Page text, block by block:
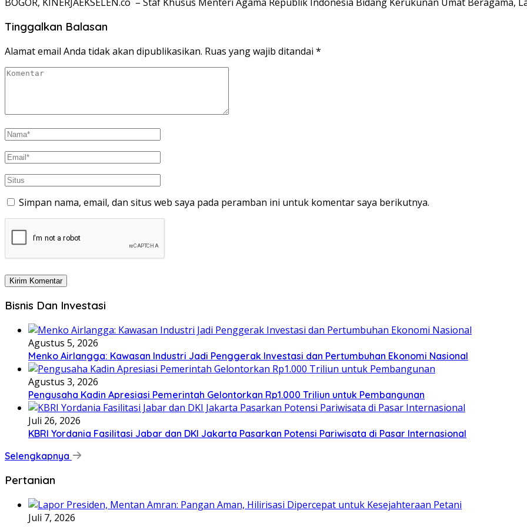
Tinggalkan Balasan
Alamat email Anda tidak akan dipublikasikan. Ruas yang wajib ditandai *
Simpan nama, email, dan situs web saya pada peramban ini untuk komentar saya berikutnya.
Bisnis Dan Investasi
Agustus 5, 2026
Menko Airlangga: Kawasan Industri Jadi Penggerak Investasi dan Pertumbuhan Ekonomi Nasional
Agustus 3, 2026
Pengusaha Kadin Apresiasi Pemerintah Gelontorkan Rp1.000 Triliun untuk Pembangunan
Juli 26, 2026
KBRI Yordania Fasilitasi Jabar dan DKI Jakarta Pasarkan Potensi Pariwisata di Pasar Internasional
Selengkapnya
Pertanian
Juli 7, 2026